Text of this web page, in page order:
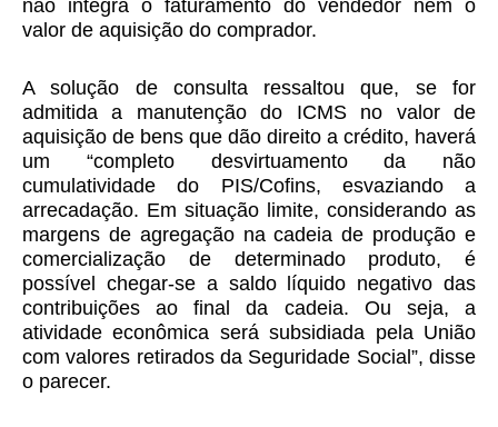
não integra o faturamento do vendedor nem o
valor de aquisição do comprador.
A solução de consulta ressaltou que, se for
admitida a manutenção do ICMS no valor de
aquisição de bens que dão direito a crédito, haverá
um “completo desvirtuamento da não
cumulatividade do PIS/Cofins, esvaziando a
arrecadação. Em situação limite, considerando as
margens de agregação na cadeia de produção e
comercialização de determinado produto, é
possível chegar-se a saldo líquido negativo das
contribuições ao final da cadeia. Ou seja, a
atividade econômica será subsidiada pela União
com valores retirados da Seguridade Social”, disse
o parecer.